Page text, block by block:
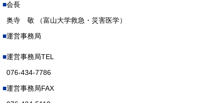
会長
奥寺 敬 （富山大学救急・災害医学）
運営事務局
運営事務局TEL
076-434-7786
運営事務局FAX